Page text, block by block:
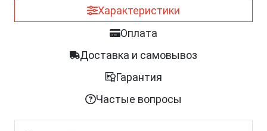
Характеристики
Оплата
Доставка и самовывоз
Гарантия
Частые вопросы